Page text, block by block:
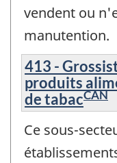
vendent ou
manutention.
413 -
produits
de tabacCAN
Ce sous-